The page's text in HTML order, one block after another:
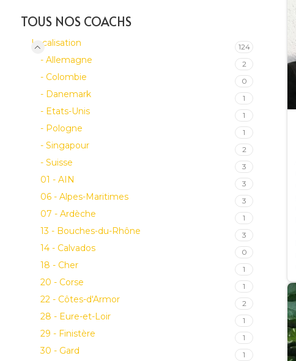
TOUS NOS COACHS
Localisation 124
- Allemagne 2
- Colombie 0
- Danemark 1
- Etats-Unis 1
- Pologne 1
- Singapour 2
- Suisse 3
01 - AIN 3
06 - Alpes-Maritimes 3
07 - Ardèche 1
13 - Bouches-du-Rhône 3
14 - Calvados 0
18 - Cher 1
20 - Corse 1
22 - Côtes-d'Armor 2
28 - Eure-et-Loir 1
29 - Finistère 1
30 - Gard 1